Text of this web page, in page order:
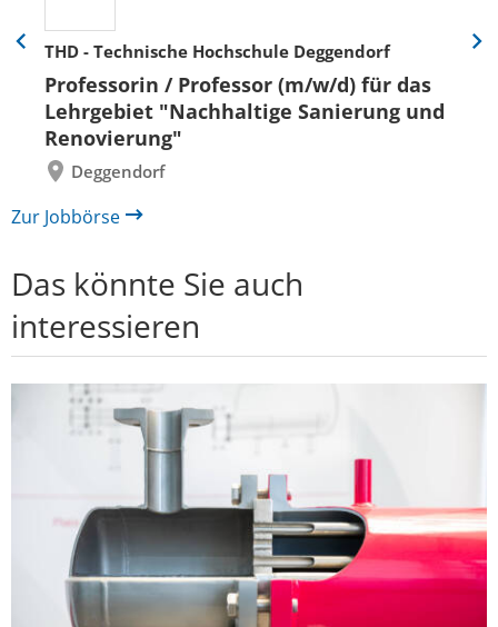
THD - Technische Hochschule Deggendorf
Professorin / Professor (m/w/d) für das
Lehrgebiet "Nachhaltige Sanierung und
Renovierung"
Deggendorf
Eine
zurück
Eine
Zur Jobbörse
Das könnte Sie auch
interessieren